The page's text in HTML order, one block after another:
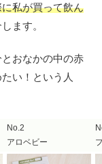
私が買って飲ん
ます。
おなかの中の赤
い！という人
No.2
アロベビー